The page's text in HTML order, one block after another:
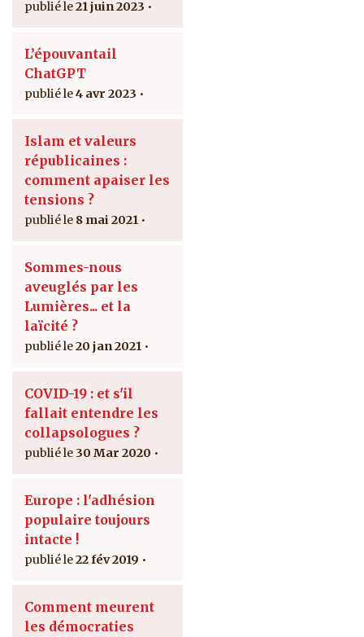
21 juin 2023
L’épouvantail
ChatGPT
4 avr 2023
Islam et valeurs
républicaines :
comment apaiser les
tensions ?
8 mai 2021
Sommes-nous
aveuglés par les
Lumières... et la
laïcité ?
20 jan 2021
COVID-19 : et s'il
fallait entendre les
collapsologues ?
30 Mar 2020
Europe : l'adhésion
populaire toujours
intacte !
22 fév 2019
Comment meurent
les démocraties